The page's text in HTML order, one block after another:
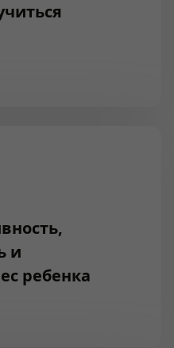
и
ребенка